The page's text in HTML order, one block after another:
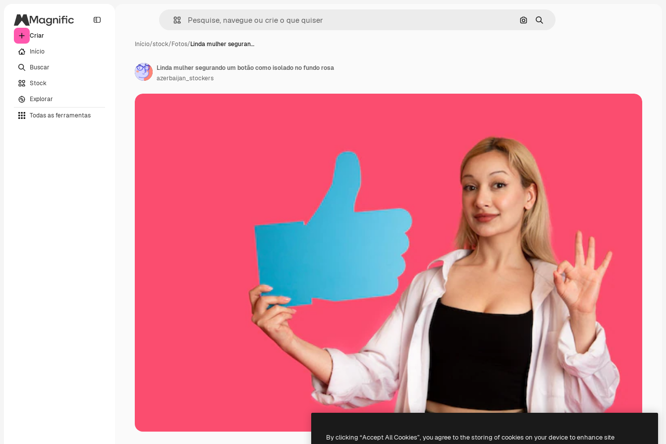
Criar
Início
Buscar
Stock
Explorar
Todas as ferramentas
Pesquisar por imagem
Buscar
Início/stock/Fotos/Linda mulher seguran…
Linda mulher segurando um botão como isolado no fundo rosa
azerbaijan_stockers
By clicking “Accept All Cookies”, you agree to the storing of cookies on your device to enhance site